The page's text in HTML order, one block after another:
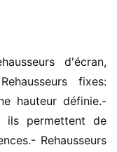
d'écran,
fixes:
hauteur définie.-
ils permettent de
Rehausseurs